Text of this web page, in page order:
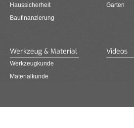
Haussicherheit
Baufinanzierung
Garten
Werkzeug & Material
Werkzeugkunde
Materialkunde
Videos